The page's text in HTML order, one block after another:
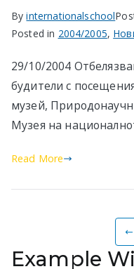
Byinternationalschool
Posted in 2004/2005,
29/10/2004
будители с
музей,
Музея на
Read More
pagination
Example